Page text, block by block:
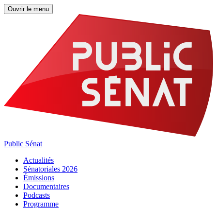
Ouvrir le menu
Public Sénat
Actualités
Sénatoriales 2026
Émissions
Documentaires
Podcasts
Programme